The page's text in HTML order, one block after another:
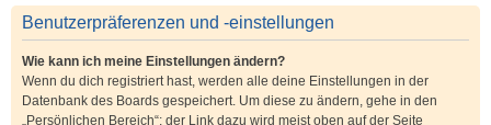
Benutzerpräferenzen und -einstellungen
Wie kann ich meine Einstellungen ändern?
Wenn du dich registriert hast, werden alle deine Einstellungen in der
Datenbank des Boards gespeichert. Um diese zu ändern, gehe in den
„Persönlichen Bereich“; der Link dazu wird meist oben auf der Seite